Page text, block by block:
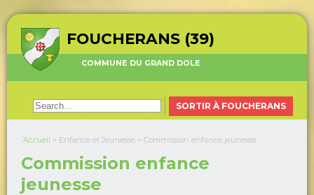
FOUCHERANS (39)
COMMUNE DU GRAND DOLE
SORTIR À FOUCHERANS
Accueil > Enfance et Jeunesse > Commission enfance jeunesse
Commission enfance
jeunesse